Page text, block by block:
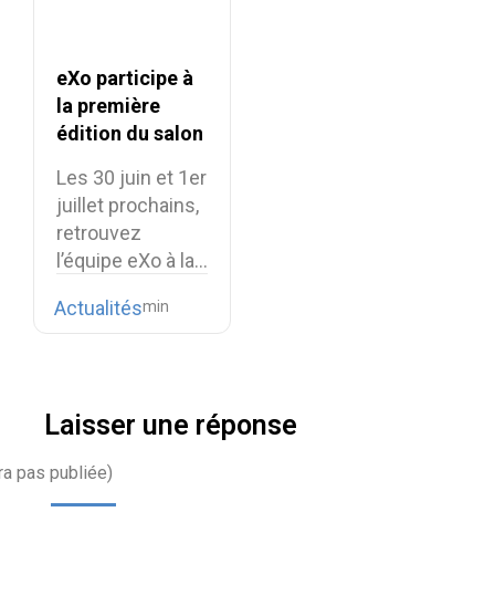
eXo participe à
la première
édition du salon
Numérique
Les 30 juin et 1er
juillet prochains,
retrouvez
l’équipe eXo à la…
Actualités
Laisser une réponse
pas publiée)